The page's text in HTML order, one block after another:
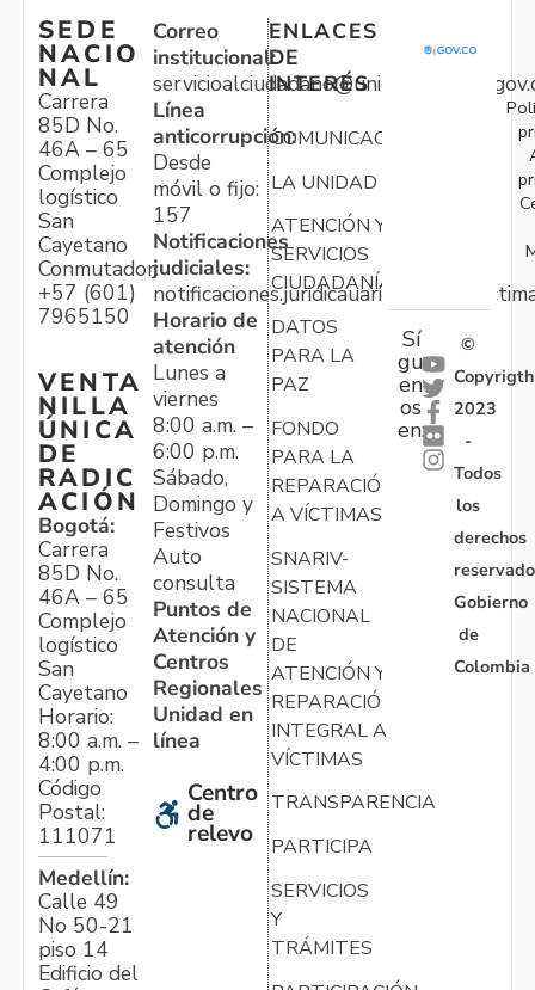
SEDE
NACIO
NAL
Carrera
85D No.
46A – 65
Complejo
logístico
San
Cayetano
Conmutador:
+57 (601)
7965150
VENTA
NILLA
ÚNICA
DE
RADIC
ACIÓN
Bogotá:
Carrera
85D No.
46A – 65
Complejo
logístico
San
Cayetano
Horario:
8:00 a.m. –
4:00 p.m.
Código
Postal:
111071
Medellín:
Calle 49
No 50-21
piso 14
Edificio del
Correo
institucional:
Línea
anticorrupción:
Desde
móvil o fijo:
157
Notificaciones
judiciales:
Horario de
atención
Lunes a
viernes
8:00 a.m. –
6:00 p.m.
Sábado,
Domingo y
Festivos
Auto
consulta
Puntos de
Atención y
Centros
Regionales
Unidad en
línea
Centro
de
relevo
ENLACES
DE
INTERÉS
COMUNICACIONES
LA UNIDAD
ATENCIÓN Y
SERVICIOS
CIUDADANÍA
DATOS
PARA LA
PAZ
FONDO
PARA LA
REPARACIÓN
A VÍCTIMAS
SNARIV-
SISTEMA
NACIONAL
DE
ATENCIÓN Y
REPARACIÓN
INTEGRAL A
VÍCTIMAS
TRANSPARENCIA
PARTICIPA
SERVICIOS
Y
TRÁMITES
Sí
gu
en
os
en:
©
Copyrigth
2023
-
Todos
los
derechos
Gobierno
de
Colombia